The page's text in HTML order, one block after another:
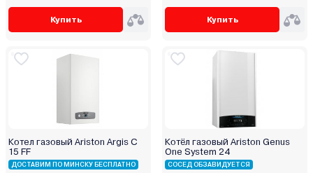
Federica Bugatti
GTM
Haier
Hubert
Купить Купить
Котел газовый Ariston Argis C
15 FF
ДОСТАВИМ ПО МИНСКУ БЕСПЛАТНО
Котёл газовый Ariston Genus
One System 24
СОСЕД ОБЗАВИДУЕТСЯ